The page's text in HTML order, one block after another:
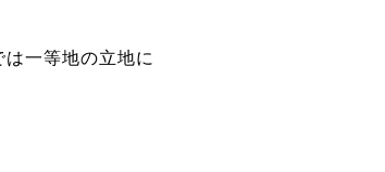
一等地の立地に